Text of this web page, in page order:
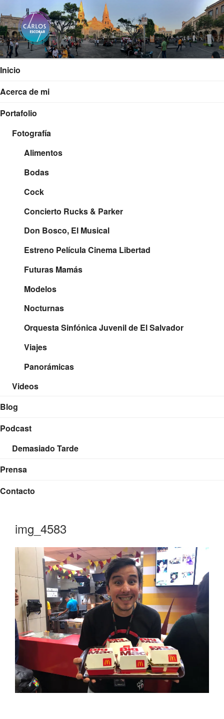
al
contenido
CARLOS ESCOBAR
Página web oficial del fotógrafo, locutor y productor audiovisual
Carlos Escobar
Inicio
Acerca de mi
Portafolio
Fotografía
Alimentos
Bodas
Cock
Concierto Rucks & Parker
Don Bosco, El Musical
Estreno Película Cinema Libertad
Futuras Mamás
Modelos
Nocturnas
Orquesta Sinfónica Juvenil de El Salvador
Viajes
Panorámicas
Videos
Blog
Podcast
Demasiado Tarde
Prensa
Contacto
img_4583